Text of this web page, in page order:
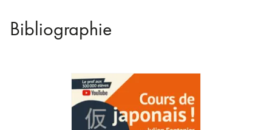
Bibliographie